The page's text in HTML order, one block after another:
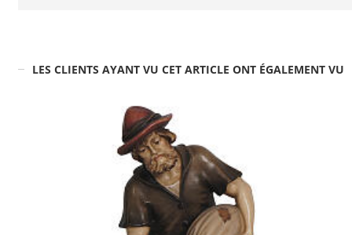
LES CLIENTS AYANT VU CET ARTICLE ONT ÉGALEMENT VU